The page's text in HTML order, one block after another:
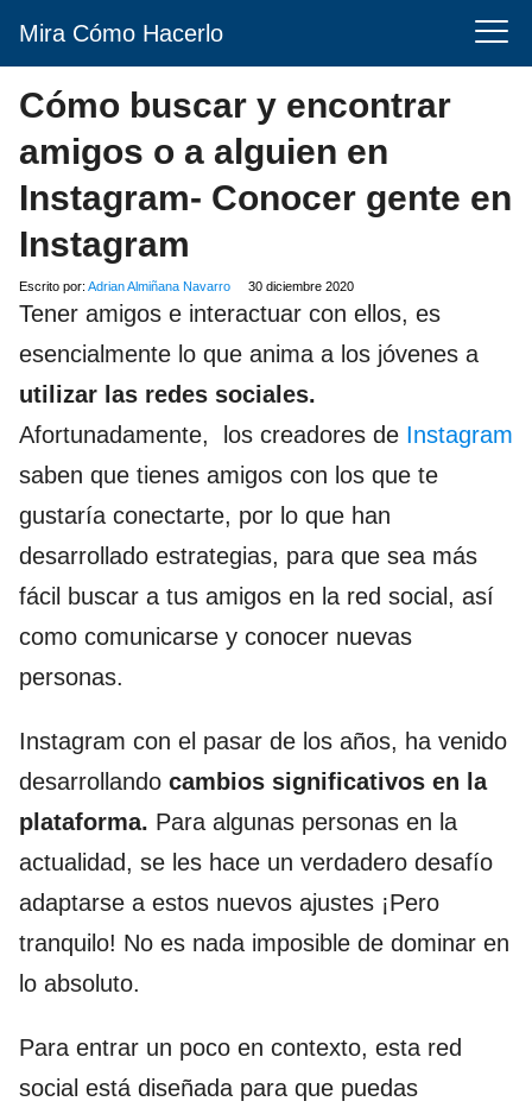
Mira Cómo Hacerlo
Cómo buscar y encontrar
amigos o a alguien en
Instagram- Conocer gente en
Instagram
Escrito por: Adrian Almiñana Navarro 30 diciembre 2020
Tener amigos e interactuar con ellos, es
esencialmente lo que anima a los jóvenes a
utilizar las redes sociales.
Afortunadamente, los creadores de Instagram
saben que tienes amigos con los que te
gustaría conectarte, por lo que han
desarrollado estrategias, para que sea más
fácil buscar a tus amigos en la red social, así
como comunicarse y conocer nuevas
personas.
Instagram con el pasar de los años, ha venido
desarrollando cambios significativos en la
plataforma. Para algunas personas en la
actualidad, se les hace un verdadero desafío
adaptarse a estos nuevos ajustes ¡Pero
tranquilo! No es nada imposible de dominar en
lo absoluto.
Para entrar un poco en contexto, esta red
social está diseñada para que puedas